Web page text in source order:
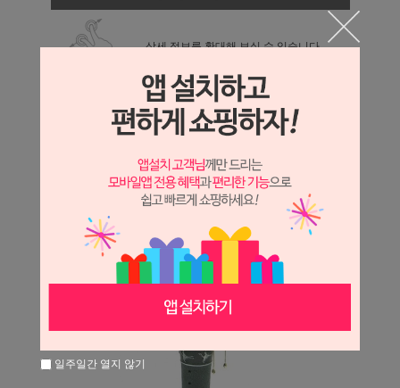
상세 정보를 확대해 보실 수 있습니다.
일주일간 열지 않기